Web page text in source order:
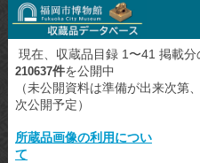
現在、収蔵品目録 1〜41 掲載分
210637件を公開中
（未公開資料は準備が出来次第
次公開予定）
所蔵品画像の利用につい
て